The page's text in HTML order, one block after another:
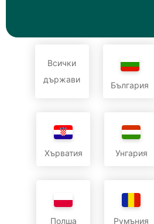
Всички
държави
България
Хърватия Унгария
Полша Румъния